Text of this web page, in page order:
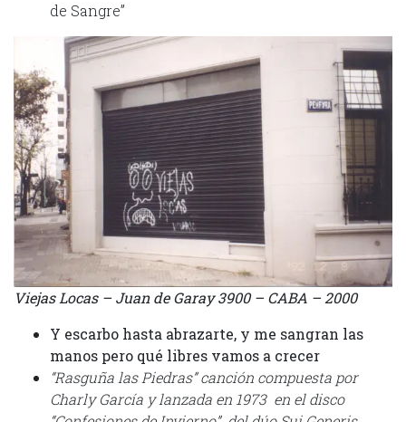
de Sangre”
Viejas Locas – Juan de Garay 3900 – CABA – 2000
Y escarbo hasta abrazarte, y me sangran las
manos pero qué libres vamos a crecer
“Rasguña las Piedras” canción compuesta por
Charly García y lanzada en 1973 en el disco